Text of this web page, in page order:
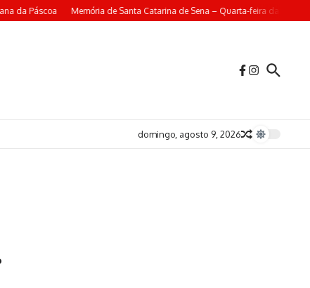
da Páscoa Memória de Santa Catarina de Sena – Quarta-feira da 4ª
domingo, agosto 9, 2026